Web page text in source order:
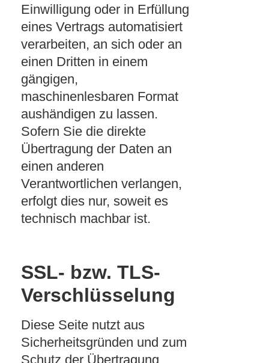
Einwilligung oder in Erfüllung
eines Vertrags automatisiert
verarbeiten, an sich oder an
einen Dritten in einem
gängigen,
maschinenlesbaren Format
aushändigen zu lassen.
Sofern Sie die direkte
Übertragung der Daten an
einen anderen
Verantwortlichen verlangen,
erfolgt dies nur, soweit es
technisch machbar ist.
SSL- bzw. TLS-
Verschlüsselung
Diese Seite nutzt aus
Sicherheitsgründen und zum
Schutz der Übertragung